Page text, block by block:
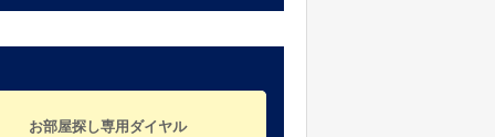
お部屋探し専用ダイヤル